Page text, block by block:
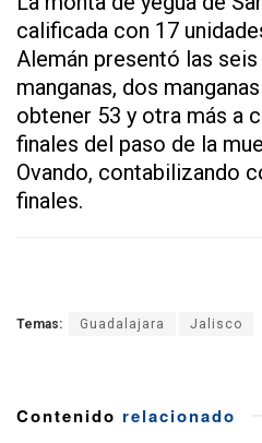
calificada con 17
Alemán presentó las
manganas, dos
obtener 53 y otra más a
finales del paso de la
Ovando, contabilizando
finales.
Temas: Guadalajara Jalisco
Contenido relacionado